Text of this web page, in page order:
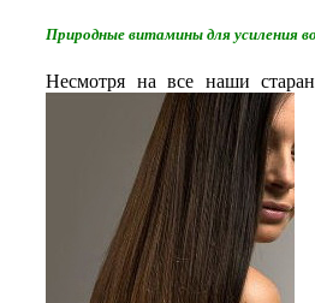
Природные витамины для усиления
Несмотря на все наши